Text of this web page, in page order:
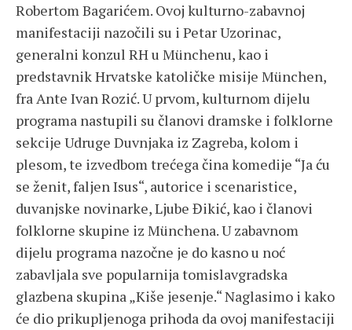
Robertom Bagarićem. Ovoj kulturno-zabavnoj
manifestaciji nazočili su i Petar Uzorinac,
generalni konzul RH u Münchenu, kao i
predstavnik Hrvatske katoličke misije München,
fra Ante Ivan Rozić. U prvom, kulturnom dijelu
programa nastupili su članovi dramske i folklorne
sekcije Udruge Duvnjaka iz Zagreba, kolom i
plesom, te izvedbom trećega čina komedije “Ja ću
se ženit, faljen Isus“, autorice i scenaristice,
duvanjske novinarke, Ljube Đikić, kao i članovi
folklorne skupine iz Münchena. U zabavnom
dijelu programa nazočne je do kasno u noć
zabavljala sve popularnija tomislavgradska
glazbena skupina „Kiše jesenje.“ Naglasimo i kako
će dio prikupljenoga prihoda da ovoj manifestaciji